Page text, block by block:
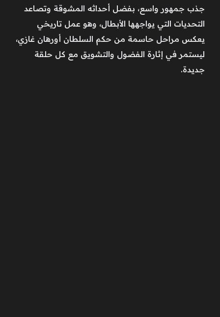
جذب جمهور واسع، بفضل أحداثه المشوقة وتصاعد
التحديات التي يواجهها الأبطال، وهو عمل تاريخي
يعكس مراحل حاسمة من حكم السلطان أورهان غازي،
ليستمر في إثارة الفضول والتشويق مع كل حلقة
جديدة.